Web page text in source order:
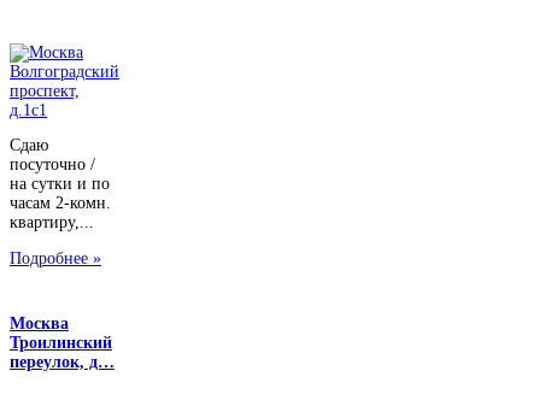
Сдаю
посуточно /
на сутки и по
часам 2-комн.
квартиру,...
Подробнее »
Москва
Троилинский
переулок, д…